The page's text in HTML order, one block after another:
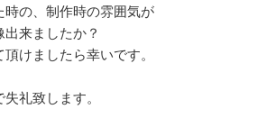
の、制作時の雰囲気が
来ましたか？
けましたら幸いです。
礼致します。